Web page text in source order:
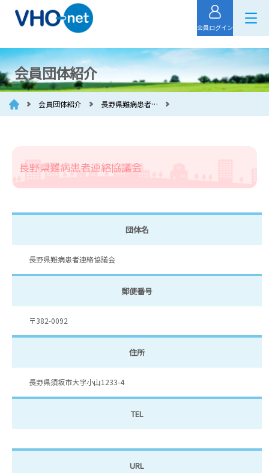
会員ログイン
会員団体紹介
会員団体紹介 長野県難病患者…
長野県難病患者連絡協議会
団体名
長野県難病患者連絡協議会
郵便番号
〒382-0092
住所
長野県須坂市大字小山1233-4
TEL
URL